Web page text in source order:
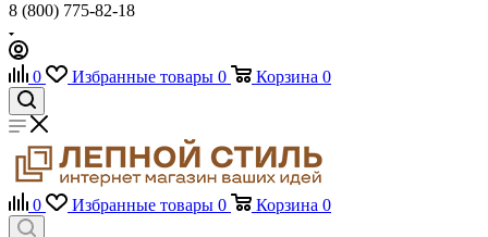
8 (800) 775-82-18
0 Избранные товары 0 Корзина 0
0 Избранные товары 0 Корзина 0